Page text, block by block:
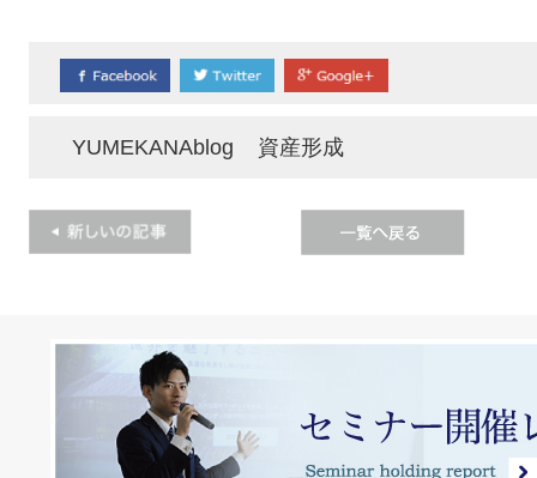
YUMEKANAblog 資産形成